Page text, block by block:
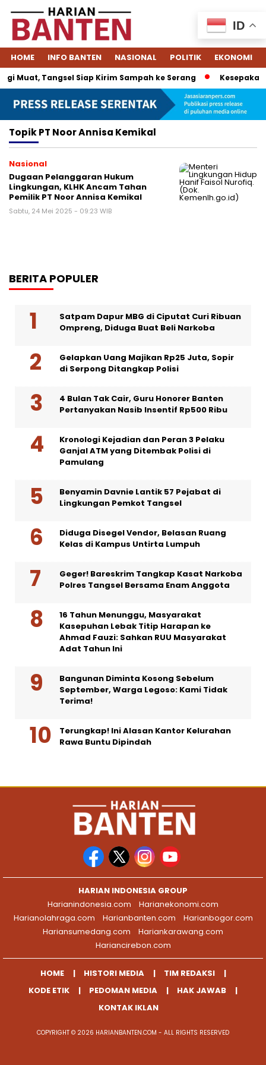
HOME INFO BANTEN NASIONAL POLITIK EKONOMI
Muat, Tangsel Siap Kirim Sampah ke Serang
TopikPT Noor Annisa Kemikal
Nasional
Dugaan Pelanggaran Hukum
Lingkungan, KLHK Ancam Tahan
Pemilik PT Noor Annisa Kemikal
Sabtu, 24 Mei 2025 - 09:23 WIB
BERITA POPULER
Satpam Dapur MBG di Ciputat Curi Ribuan
Ompreng, Diduga Buat Beli Narkoba
Gelapkan Uang Majikan Rp25 Juta, Sopir
di Serpong Ditangkap Polisi
4 Bulan Tak Cair, Guru Honorer Banten
Pertanyakan Nasib Insentif Rp500 Ribu
Kronologi Kejadian dan Peran 3 Pelaku
Ganjal ATM yang Ditembak Polisi di
Pamulang
Benyamin Davnie Lantik 57 Pejabat di
Lingkungan Pemkot Tangsel
Diduga Disegel Vendor, Belasan Ruang
Kelas di Kampus Untirta Lumpuh
Geger! Bareskrim Tangkap Kasat Narkoba
Polres Tangsel Bersama Enam Anggota
16 Tahun Menunggu, Masyarakat
Kasepuhan Lebak Titip Harapan ke
Ahmad Fauzi: Sahkan RUU Masyarakat
Adat Tahun Ini
Bangunan Diminta Kosong Sebelum
September, Warga Legoso: Kami Tidak
Terima!
Terungkap! Ini Alasan Kantor Kelurahan
Rawa Buntu Dipindah
ID
HARIAN INDONESIA GROUP
Harianindonesia.com
Harianekonomi.com
Harianolahraga.com
Harianbanten.com
Harianbogor.com
Hariansumedang.com
Hariankarawang.com
Hariancirebon.com
HOME HISTORI MEDIA
TIM REDAKSI
KODE ETIK
PEDOMAN MEDIA
HAK JAWAB
KONTAK IKLAN
COPYRIGHT © 2026 HARIANBANTEN.COM - ALL RIGHTS RESERVED